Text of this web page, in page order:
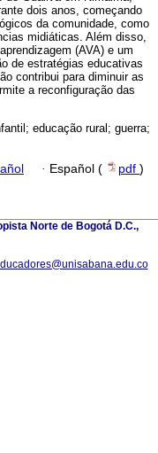
dois anos, começando
da comunidade, como
midiáticas. Além disso,
(AVA) e um
de estratégias educativas
contribui para diminuir as
a reconfiguração das
educação rural; guerra;
· Español ( pdf )
Norte de Bogotá D.C.,